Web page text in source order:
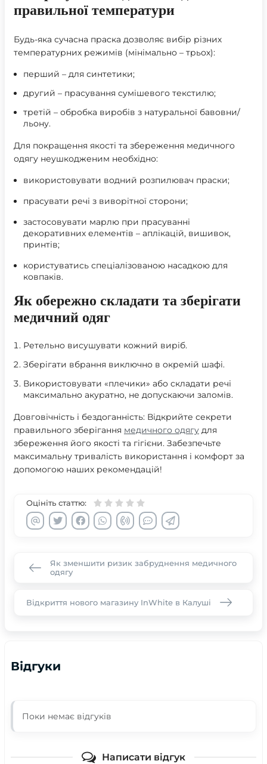
правильної температури
Будь-яка сучасна праска дозволяє вибір різних
температурних режимів (мінімально – трьох):
перший – для синтетики;
другий – прасування сумішевого текстилю;
третій – обробка виробів з натуральної бавовни/
льону.
Для покращення якості та збереження медичного
одягу неушкодженим необхідно:
використовувати водний розпилювач праски;
прасувати речі з виворітної сторони;
застосовувати марлю при прасуванні
декоративних елементів – аплікацій, вишивок,
принтів;
користуватись спеціалізованою насадкою для
ковпаків.
Як обережно складати та зберігати
медичний одяг
Ретельно висушувати кожний виріб.
Зберігати вбрання виключно в окремій шафі.
Використовувати «плечики» або складати речі
максимально акуратно, не допускаючи заломів.
Довговічність і бездоганність: Відкрийте секрети
правильного зберігання медичного одягу для
збереження його якості та гігієни. Забезпечьте
максимальну тривалість використання і комфорт за
допомогою наших рекомендацій!
Оцініть статтю:
Як зменшити ризик забруднення медичного
одягу
Відкриття нового магазину InWhite в Калуші
Відгуки
Поки немає відгуків
Написати відгук